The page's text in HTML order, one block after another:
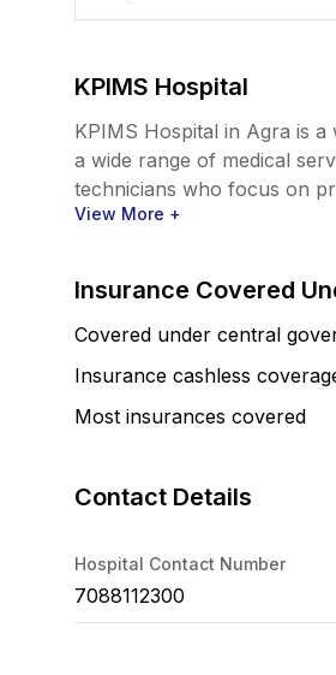
KPIMS Hospital
KPIMS Hospital in Agra is
a wide range of medical
View More +
Insurance Covered
Covered under central
Insurance cashless
Most insurances covered
Contact Details
Hospital Contact Number
7088112300